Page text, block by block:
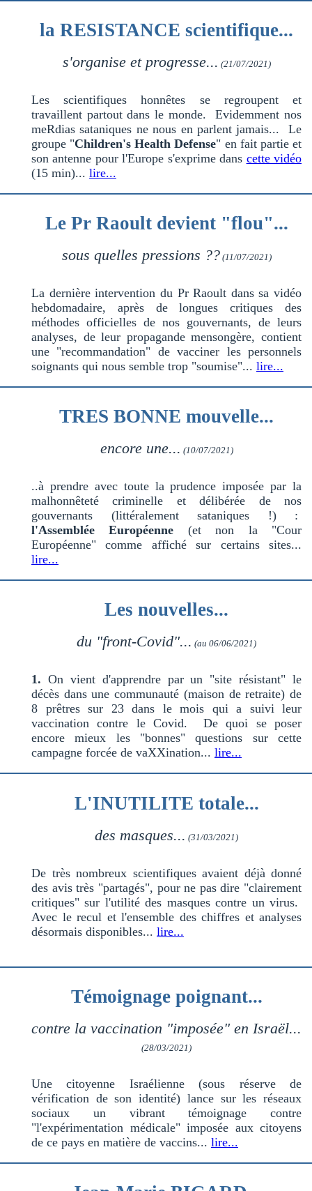
la RESISTANCE scientifique...
s'organise et progresse... (21/07/2021)
Les scientifiques honnêtes se regroupent et
travaillent partout dans le monde. Evidemment nos
meRdias sataniques ne nous en parlent jamais... Le
groupe "Children's Health Defense" en fait partie et
son antenne pour l'Europe s'exprime dans cette vidéo
(15 min)... lire...
Le Pr Raoult devient "flou"...
sous quelles pressions ??(11/07/2021)
La dernière intervention du Pr Raoult dans sa vidéo
hebdomadaire, après de longues critiques des
méthodes officielles de nos gouvernants, de leurs
analyses, de leur propagande mensongère, contient
une "recommandation" de vacciner les personnels
soignants qui nous semble trop "soumise"... lire...
TRES BONNE mouvelle...
encore une... (10/07/2021)
..à prendre avec toute la prudence imposée par la
malhonnêteté criminelle et délibérée de nos
gouvernants (littéralement sataniques !) :
l'Assemblée Européenne (et non la "Cour
Européenne" comme affiché sur certains sites...
lire...
Les nouvelles...
du "front-Covid"... (au 06/06/2021)
1. On vient d'apprendre par un "site résistant" le
décès dans une communauté (maison de retraite) de
8 prêtres sur 23 dans le mois qui a suivi leur
vaccination contre le Covid. De quoi se poser
encore mieux les "bonnes" questions sur cette
campagne forcée de vaXXination... lire...
L'INUTILITE totale...
des masques... (31/03/2021)
De très nombreux scientifiques avaient déjà donné
des avis très "partagés", pour ne pas dire "clairement
critiques" sur l'utilité des masques contre un virus.
Avec le recul et l'ensemble des chiffres et analyses
désormais disponibles... lire...
Témoignage poignant...
contre la vaccination "imposée" en Israël...
(28/03/2021)
Une citoyenne Israélienne (sous réserve de
vérification de son identité) lance sur les réseaux
sociaux un vibrant témoignage contre
"l'expérimentation médicale" imposée aux citoyens
de ce pays en matière de vaccins... lire...